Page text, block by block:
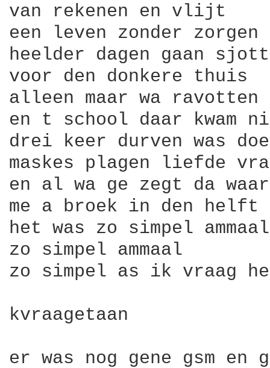
van rekenen en vlijt
een leven zonder
heelder dagen gaan
voor den donkere thuis
alleen maar wa ravotten
en t school daar kwam
drei keer durven was
maskes plagen liefde
en al wa ge zegt da
me a broek in den helft
het was zo simpel ammaal
zo simpel ammaal
zo simpel as ik vraag
kvraagetaan
er was nog gene gsm en